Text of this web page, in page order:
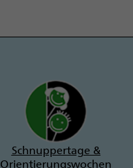
Schnuppertage &
Orientierungswochen